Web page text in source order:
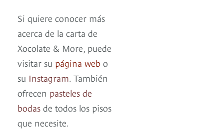
Si quiere conocer más
acerca de la carta de
Xocolate & More, puede
visitar su página web o
su Instagram . También
ofrecen pasteles de
bodas de todos los pisos
que necesite.